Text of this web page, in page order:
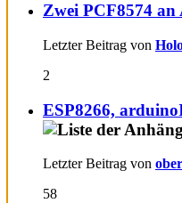
Zwei PCF8574
Letzter Beitrag von
2
ESP8266,
Letzter Beitrag von
58